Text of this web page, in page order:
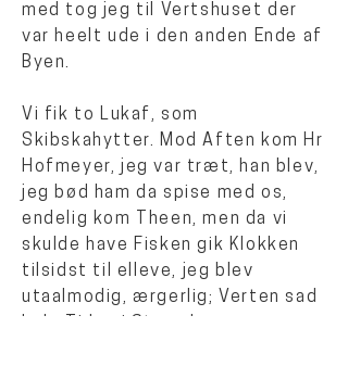
med tog jeg til Vertshuset der
var heelt ude i den anden Ende af
Byen.
Vi fik to Lukaf, som
Skibskahytter. Mod Aften kom Hr
Hofmeyer, jeg var træt, han blev,
jeg bød ham da spise med os,
endelig kom Theen, men da vi
skulde have Fisken gik Klokken
tilsidst til elleve, jeg blev
utaalmodig, ærgerlig; Verten sad